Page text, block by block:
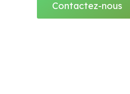
Contactez-nous